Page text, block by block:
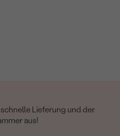
Lieferung und der
aus!